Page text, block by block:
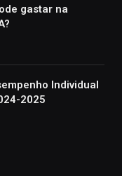
gastar na
Individual
2025